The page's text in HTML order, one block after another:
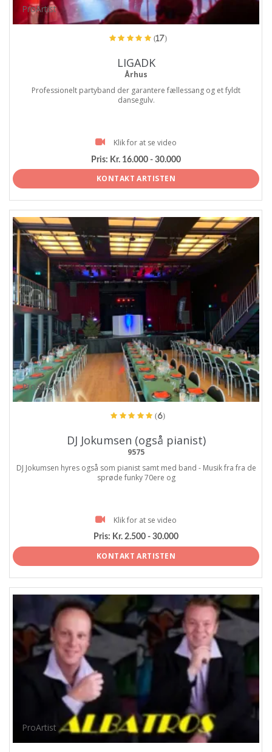
ProArtist
(17)
LIGADK
Århus
Professionelt partyband der garantere fællessang og et fyldt
dansegulv.
Klik for at se video
Pris: Kr. 16.000 - 30.000
KONTAKT ARTISTEN
ProArtist
(6)
DJ Jokumsen (også pianist)
9575
DJ Jokumsen hyres også som pianist samt med band - Musik fra fra de
sprøde funky 70ere og
Klik for at se video
Pris: Kr. 2.500 - 30.000
KONTAKT ARTISTEN
ProArtist